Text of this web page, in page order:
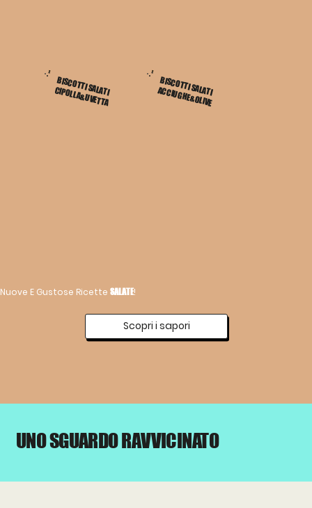
Nuove E Gustose Ricette SALATE!
Scopri i sapori
BISCOTTI SALATI
CIPOLLA&UVETTA BISCOTTI SALATI
ACCIUGHE&OLIVE
UNO SGUARDO RAVVICINATO